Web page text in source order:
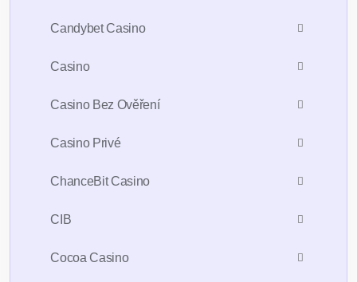
Candybet Casino
Casino
Casino Bez Ověření
Casino Privé
ChanceBit Casino
CIB
Cocoa Casino